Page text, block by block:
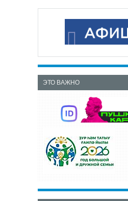
ЭТО ВАЖНО